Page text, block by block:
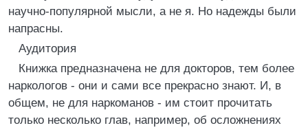
научно-популярной мысли, а не я. Но надежды были
напрасны.
Аудитория
Книжка предназначена не для докторов, тем более
наркологов - они и сами все прекрасно знают. И, в
общем, не для наркоманов - им стоит прочитать
только несколько глав, например, об осложнениях